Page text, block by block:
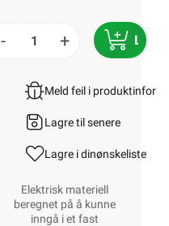
- +
Meld feil i
Lagre til senere
Lagre i dinønskeliste
Elektrisk materiell
beregnet på å kunne
inngå i et fast